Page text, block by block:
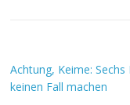
Achtung, Keime:
keinen Fall machen